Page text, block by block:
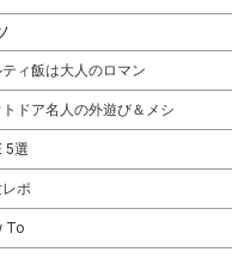
ティ飯は大人のロマン
トドア名人の外遊び＆メシ
5選
ポ
To